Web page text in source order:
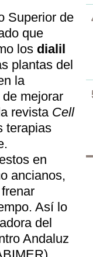
Superior de
que
los dialil
plantas del
la
mejorar
revistaCell
terapias
en
ancianos,
Así lo
del
Andaluz